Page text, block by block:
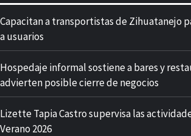
Capacitan a transportistas de Zihuatanejo
a usuarios
Hospedaje informal sostiene a bares y
advierten posible cierre de negocios
Lizette Tapia Castro supervisa las
Verano 2026